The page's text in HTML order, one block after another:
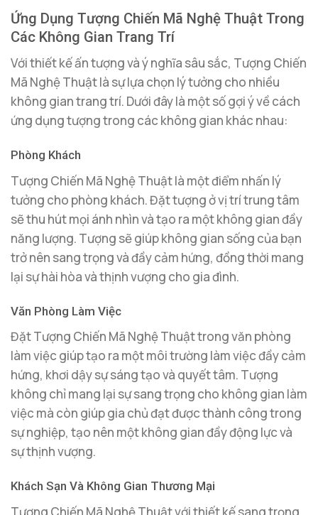
Ứng Dụng Tượng Chiến Mã Nghệ Thuật Trong
Các Không Gian Trang Trí
Với thiết kế ấn tượng và ý nghĩa sâu sắc, Tượng Chiến
Mã Nghệ Thuật là sự lựa chọn lý tưởng cho nhiều
không gian trang trí. Dưới đây là một số gợi ý về cách
ứng dụng tượng trong các không gian khác nhau:
Phòng Khách
Tượng Chiến Mã Nghệ Thuật là một điểm nhấn lý
tưởng cho phòng khách. Đặt tượng ở vị trí trung tâm
sẽ thu hút mọi ánh nhìn và tạo ra một không gian đầy
năng lượng. Tượng sẽ giúp không gian sống của bạn
trở nên sang trọng và đầy cảm hứng, đồng thời mang
lại sự hài hòa và thịnh vượng cho gia đình.
Văn Phòng Làm Việc
Đặt Tượng Chiến Mã Nghệ Thuật trong văn phòng
làm việc giúp tạo ra một môi trường làm việc đầy cảm
hứng, khơi dậy sự sáng tạo và quyết tâm. Tượng
không chỉ mang lại sự sang trọng cho không gian làm
việc mà còn giúp gia chủ đạt được thành công trong
sự nghiệp, tạo nên một không gian đầy động lực và
sự thịnh vượng.
Khách Sạn Và Không Gian Thương Mại
Tượng Chiến Mã Nghệ Thuật với thiết kế sang trọng